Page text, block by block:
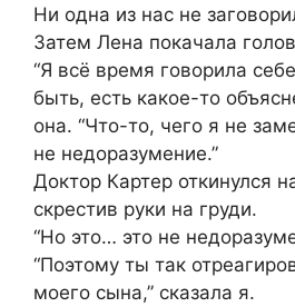
Ни одна из нас не
Затем Лена покачала
“Я всё время говорила
быть, есть какое-то
она. “Что-то, чего я не
не недоразумение.”
Доктор Картер откинулся
скрестив руки на груди.
“Но это… это не
“Поэтому ты так
моего сына,” сказала я.